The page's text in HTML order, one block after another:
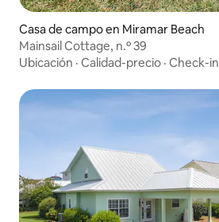
Casa de campo en Miramar Beach
Mainsail Cottage, n.º 39
Ubicación · Calidad-precio · Check-in